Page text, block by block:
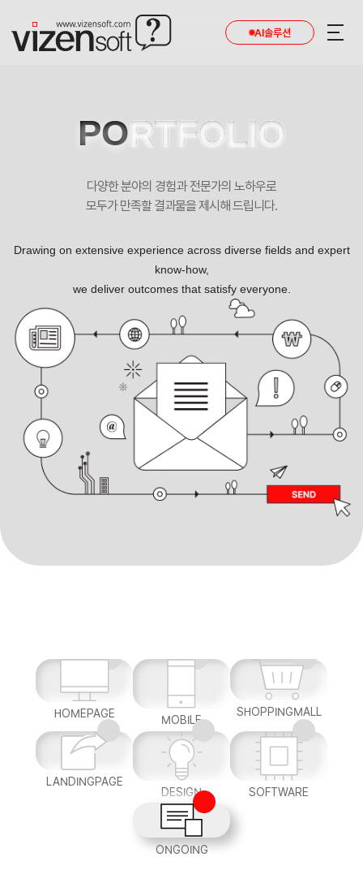
AI솔루션
PORTFOLIO
다양한 분야의 경험과 전문가의 노하우로
모두가 만족할 결과물을 제시해 드립니다.
Drawing on extensive experience across diverse fields and expert
know-how,
we deliver outcomes that satisfy everyone.
HOMEPAGE MOBILE
SHOPPINGMALL
LANDINGPAGE
DESIGN
SOFTWARE
ONGOING